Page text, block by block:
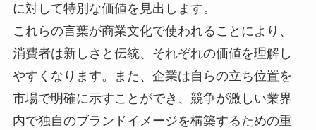
に対して特別な価値を見出します。
これらの言葉が商業文化で使われることにより、
消費者は新しさと伝統、それぞれの価値を理解し
やすくなります。また、企業は自らの立ち位置を
市場で明確に示すことができ、競争が激しい業界
内で独自のブランドイメージを構築するための重